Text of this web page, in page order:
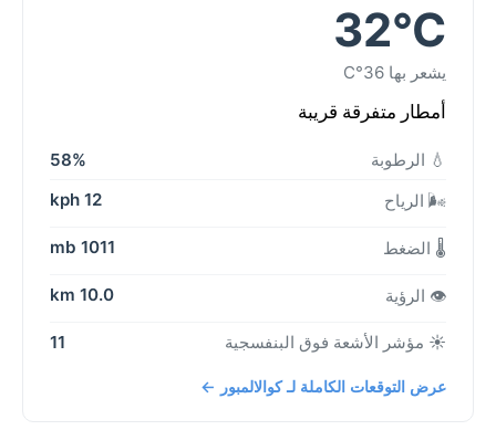
32°C
يشعر بها 36°C
أمطار متفرقة قريبة
💧 الرطوبة
58%
🌬️ الرياح
12 kph
🌡️ الضغط 1011 mb
👁️ الرؤية 10.0 km
☀️ مؤشر الأشعة فوق البنفسجية 11
عرض التوقعات الكاملة لـ كوالالمبور ←